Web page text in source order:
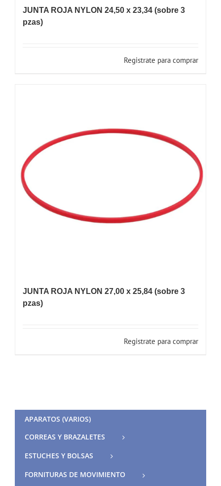
JUNTA ROJA NYLON 24,50 x 23,34 (sobre 3
pzas)
Registrate para comprar
JUNTA ROJA NYLON 27,00 x 25,84 (sobre 3
pzas)
Registrate para comprar
APARATOS (VARIOS)
CORREAS Y BRAZALETES
ESTUCHES Y BOLSAS
FORNITURAS DE MOVIMIENTO